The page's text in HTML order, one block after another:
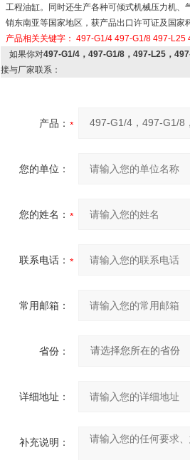
工程油缸。同时还生产各种可倾式机械压力机
销东南亚等国家地区，获产品出口许可证及国家
产品相关关键字： 497-G1/4 497-G1/8 497-L25
如果你对497-G1/4，497-G1/8，497-L25，
接与厂家联系：
产品：
您的单位：
您的姓名：
联系电话：
常用邮箱：
省份：
详细地址：
补充说明：